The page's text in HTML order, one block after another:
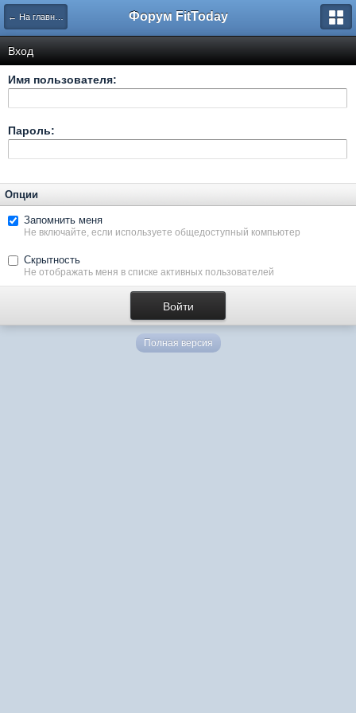
← На главную Форум FitToday
Вход
Имя пользователя:
Пароль:
Опции
Запомнить меня
Не включайте, если используете общедоступный компьютер
Скрытность
Не отображать меня в списке активных пользователей
Полная версия